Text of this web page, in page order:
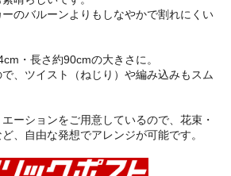
のバルーンよりもしなやかで割れにくい
・長さ約90cmの大きさに。
、ツイスト（ねじり）や編み込みもスム
ーションをご用意しているので、花束・
、自由な発想でアレンジが可能です。